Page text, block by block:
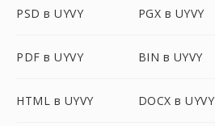
PSD в UYVY PGX в UYVY
PDF в UYVY BIN в UYVY
HTML в UYVY DOCX в UYVY